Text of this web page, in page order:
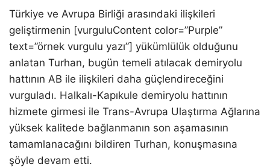
Türkiye ve Avrupa Birliği arasındaki ilişkileri
geliştirmenin [vurguluContent color=”Purple”
text=”örnek vurgulu yazı”] yükümlülük olduğunu
anlatan Turhan, bugün temeli atılacak demiryolu
hattının AB ile ilişkileri daha güçlendireceğini
vurguladı. Halkalı-Kapıkule demiryolu hattının
hizmete girmesi ile Trans-Avrupa Ulaştırma Ağlarına
yüksek kalitede bağlanmanın son aşamasının
tamamlanacağını bildiren Turhan, konuşmasına
şöyle devam etti.